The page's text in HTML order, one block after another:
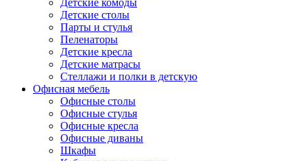
Детские комоды
Детские столы
Парты и стулья
Пеленаторы
Детские кресла
Детские матрасы
Стеллажи и полки в детскую
Офисная мебель
Офисные столы
Офисные стулья
Офисные кресла
Офисные диваны
Шкафы